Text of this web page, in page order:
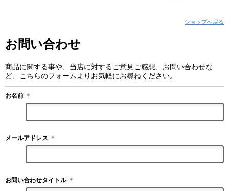
ショップへ戻る
お問い合わせ
商品に関する事や、当店に対するご意見ご感想、お問い合わせな
ど、こちらのフォームよりお気軽にお尋ねください。
お名前 ＊
メールアドレス ＊
お問い合わせタイトル ＊